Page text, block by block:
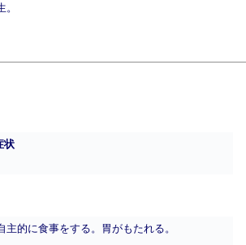
状
主的に食事をする。胃がもたれる。